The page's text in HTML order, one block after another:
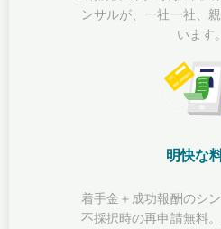
ンサルが、一社一社、
います。
明快な
着手金＋成功報酬のシ
不採択時の再申請無料